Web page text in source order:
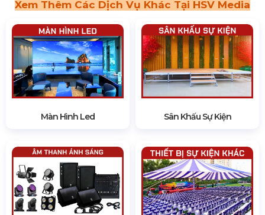
Xem Thêm Các Dịch Vụ Khác Tại HSV Media
Màn Hình Led Sân Khấu Sự Kiện